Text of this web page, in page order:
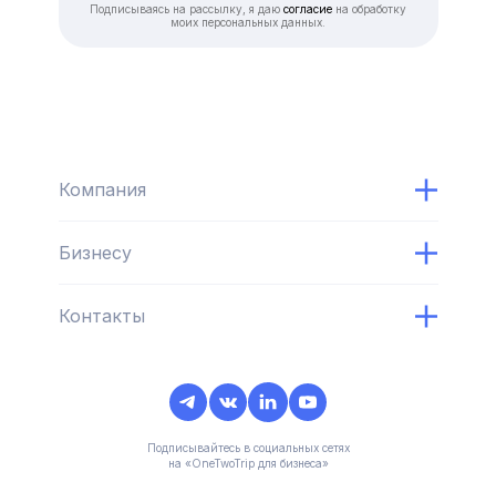
Подписываясь на рассылку, я даю согласие на обработку
моих персональных данных.
Компания
Бизнесу
Контакты
Подписывайтесь в социальных сетях
на «OneTwoTrip для бизнеса»